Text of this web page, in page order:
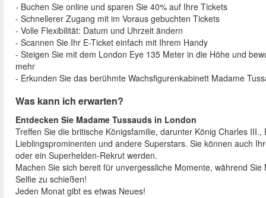
- Buchen Sie online und sparen Sie 40% auf Ihre Tickets
- Schnellerer Zugang mit im Voraus gebuchten Tickets
- Volle Flexibilität: Datum und Uhrzeit ändern
- Scannen Sie Ihr E-Ticket einfach mit Ihrem Handy
- Steigen Sie mit dem London Eye 135 Meter in die Höhe und
mehr
- Erkunden Sie das berühmte Wachsfigurenkabinett Madame
Was kann ich erwarten?
Entdecken Sie Madame Tussauds in London
Treffen Sie die britische Königsfamilie, darunter König Charles
Lieblingsprominenten und andere Superstars. Sie können auch
oder ein Superhelden-Rekrut werden.
Machen Sie sich bereit für unvergessliche Momente, während
Selfie zu schießen!
Jeden Monat gibt es etwas Neues!